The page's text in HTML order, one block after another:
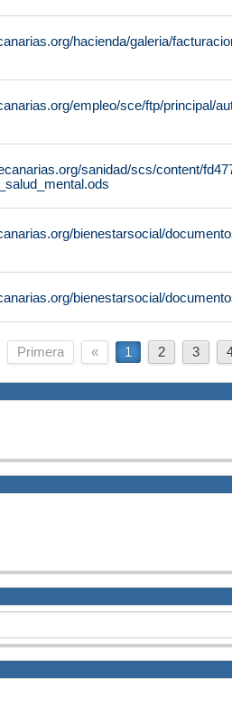
hacienda/galeria/
empleo/sce/ftp/principal/
sanidad/scs/content/
bienestarsocial/
bienestarsocial/
Primera « 1 2 3